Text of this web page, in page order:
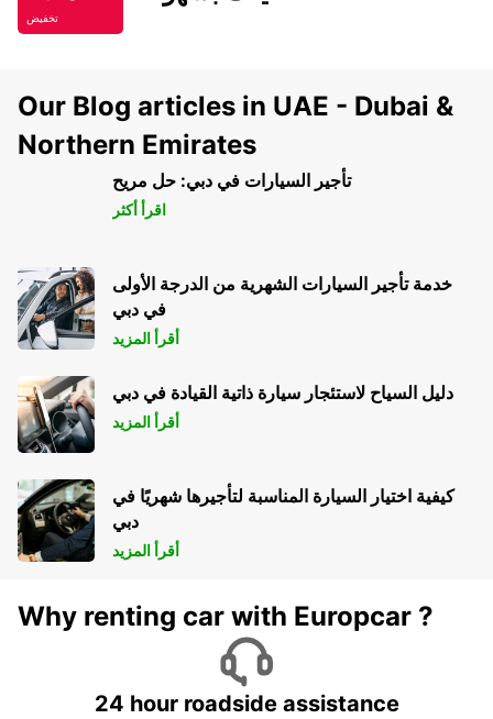
تخفيض
Our Blog articles in UAE - Dubai &
Northern Emirates
تأجير السيارات في دبي: حل مريح
اقرأ أكثر
خدمة تأجير السيارات الشهرية من الدرجة الأولى
في دبي
أقرأ المزيد
دليل السياح لاستئجار سيارة ذاتية القيادة في دبي
أقرأ المزيد
كيفية اختيار السيارة المناسبة لتأجيرها شهريًا في
دبي
أقرأ المزيد
Why renting car with Europcar ?
24 hour roadside assistance